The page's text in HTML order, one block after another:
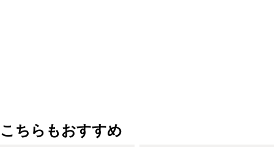
こちらもおすすめ